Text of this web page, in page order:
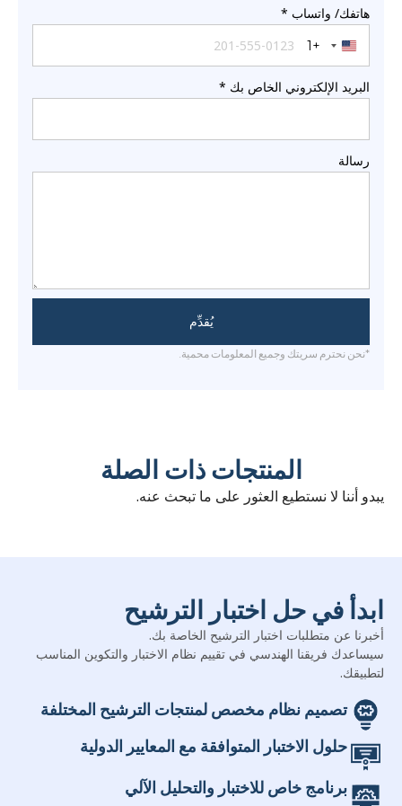
هاتفك/ واتساب *
United States +1
+1
البريد الإلكتروني الخاص بك *
رسالة
يُقدِّم
*نحن نحترم سريتك وجميع المعلومات محمية.
المنتجات ذات الصلة
يبدو أننا لا نستطيع العثور على ما تبحث عنه.
ابدأ في حل اختبار الترشيح
أخبرنا عن متطلبات اختبار الترشيح الخاصة بك.
سيساعدك فريقنا الهندسي في تقييم نظام الاختبار والتكوين المناسب
لتطبيقك.
تصميم نظام مخصص لمنتجات الترشيح المختلفة
حلول الاختبار المتوافقة مع المعايير الدولية
برنامج خاص للاختبار والتحليل الآلي